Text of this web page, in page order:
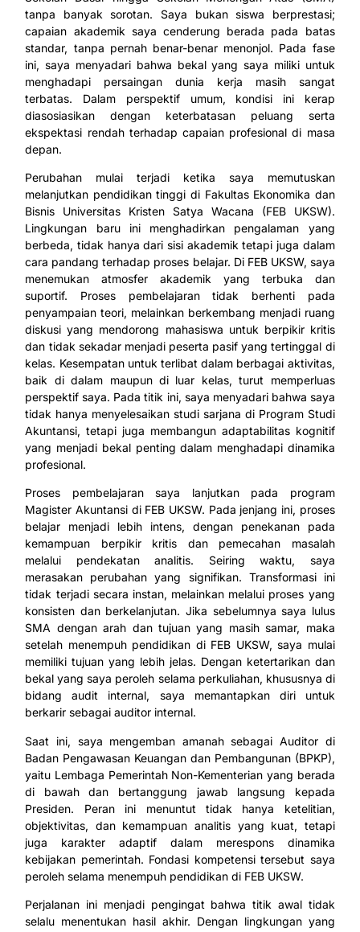
tanpa banyak sorotan. Saya bukan siswa berprestasi;
capaian akademik saya cenderung berada pada batas
standar, tanpa pernah benar-benar menonjol. Pada fase
ini, saya menyadari bahwa bekal yang saya miliki untuk
menghadapi persaingan dunia kerja masih sangat
terbatas. Dalam perspektif umum, kondisi ini kerap
diasosiasikan dengan keterbatasan peluang serta
ekspektasi rendah terhadap capaian profesional di masa
depan.
Perubahan mulai terjadi ketika saya memutuskan
melanjutkan pendidikan tinggi di Fakultas Ekonomika dan
Bisnis Universitas Kristen Satya Wacana (FEB UKSW).
Lingkungan baru ini menghadirkan pengalaman yang
berbeda, tidak hanya dari sisi akademik tetapi juga dalam
cara pandang terhadap proses belajar. Di FEB UKSW, saya
menemukan atmosfer akademik yang terbuka dan
suportif. Proses pembelajaran tidak berhenti pada
penyampaian teori, melainkan berkembang menjadi ruang
diskusi yang mendorong mahasiswa untuk berpikir kritis
dan tidak sekadar menjadi peserta pasif yang tertinggal di
kelas. Kesempatan untuk terlibat dalam berbagai aktivitas,
baik di dalam maupun di luar kelas, turut memperluas
perspektif saya. Pada titik ini, saya menyadari bahwa saya
tidak hanya menyelesaikan studi sarjana di Program Studi
Akuntansi, tetapi juga membangun adaptabilitas kognitif
yang menjadi bekal penting dalam menghadapi dinamika
profesional.
Proses pembelajaran saya lanjutkan pada program
Magister Akuntansi di FEB UKSW. Pada jenjang ini, proses
belajar menjadi lebih intens, dengan penekanan pada
kemampuan berpikir kritis dan pemecahan masalah
melalui pendekatan analitis. Seiring waktu, saya
merasakan perubahan yang signifikan. Transformasi ini
tidak terjadi secara instan, melainkan melalui proses yang
konsisten dan berkelanjutan. Jika sebelumnya saya lulus
SMA dengan arah dan tujuan yang masih samar, maka
setelah menempuh pendidikan di FEB UKSW, saya mulai
memiliki tujuan yang lebih jelas. Dengan ketertarikan dan
bekal yang saya peroleh selama perkuliahan, khususnya di
bidang audit internal, saya memantapkan diri untuk
berkarir sebagai auditor internal.
Saat ini, saya mengemban amanah sebagai Auditor di
Badan Pengawasan Keuangan dan Pembangunan (BPKP),
yaitu Lembaga Pemerintah Non-Kementerian yang berada
di bawah dan bertanggung jawab langsung kepada
Presiden. Peran ini menuntut tidak hanya ketelitian,
objektivitas, dan kemampuan analitis yang kuat, tetapi
juga karakter adaptif dalam merespons dinamika
kebijakan pemerintah. Fondasi kompetensi tersebut saya
peroleh selama menempuh pendidikan di FEB UKSW.
Perjalanan ini menjadi pengingat bahwa titik awal tidak
selalu menentukan hasil akhir. Dengan lingkungan yang